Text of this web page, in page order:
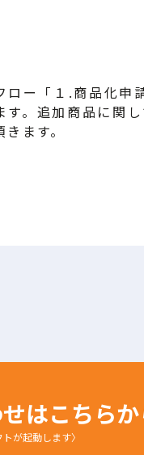
ロー「１.商品化申
す。追加商品に関
きます。
はこちらか
トが起動します〉